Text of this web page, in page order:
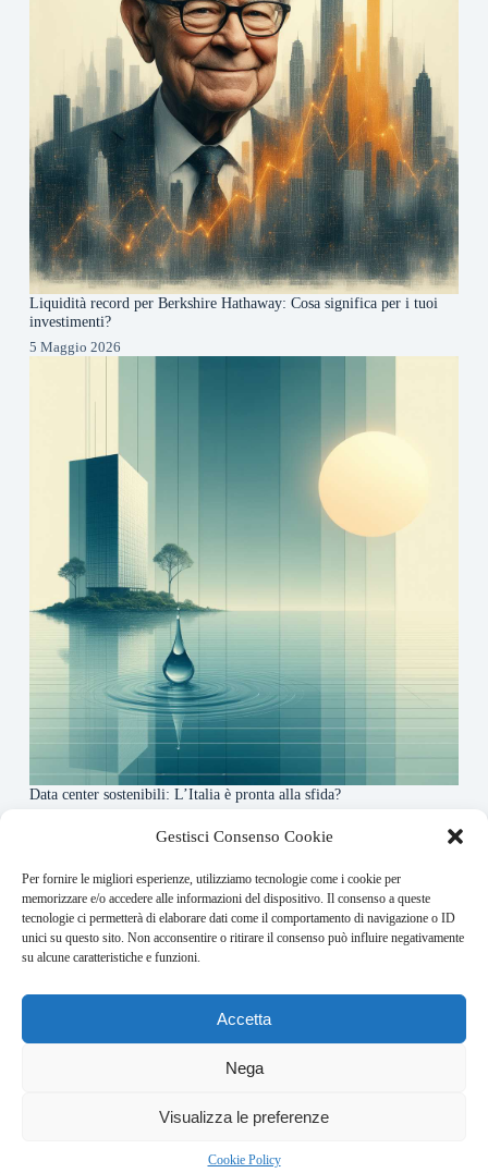
Gestisci Consenso Cookie
Per fornire le migliori esperienze, utilizziamo tecnologie come i cookie per
memorizzare e/o accedere alle informazioni del dispositivo. Il consenso a queste
tecnologie ci permetterà di elaborare dati come il comportamento di navigazione o ID
unici su questo sito. Non acconsentire o ritirare il consenso può influire negativamente
su alcune caratteristiche e funzioni.
Accetta
Nega
Visualizza le preferenze
Cookie Policy
Liquidità record per Berkshire Hathaway: Cosa significa per i tuoi
investimenti?
5 Maggio 2026
Data center sostenibili: L’Italia è pronta alla sfida?
About this website
Finance-Bullet.it ogni giorno trova per te le notizie più
rilevanti in ambito finanziario.
Address:
VIA USODIMARE 3 - 37138 - VERONA (VR)
redazione@bullet-network.com
bullet-network.com
Bullet - Dynamic Solutions Srl P.IVA 02954300238 – REA